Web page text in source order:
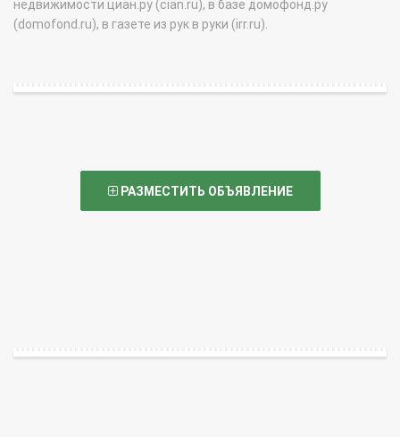
недвижимости циан.ру (cian.ru), в базе домофонд.ру
(domofond.ru), в газете из рук в руки (irr.ru).
РАЗМЕСТИТЬ ОБЪЯВЛЕНИЕ